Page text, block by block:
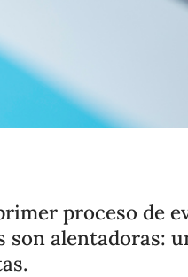
proceso de
alentadoras: